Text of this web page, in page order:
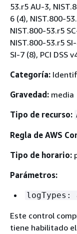
53.r5 AU-3,
6 (4), NIST.800-
NIST.800-53.r5
NIST.800-53.r5
SI-7 (8), PCI DSS
Categoría:
Gravedad: media
Tipo de recurso:
Regla de AWS
Tipo de horario:
Parámetros:
logTypes:
Este control
tiene habilitado